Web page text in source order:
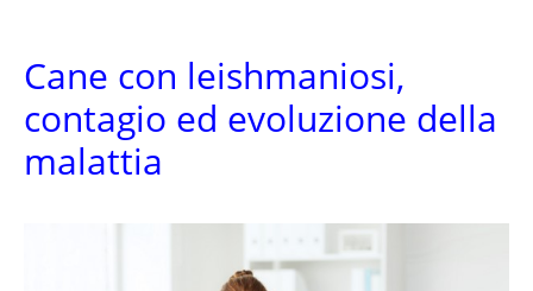
Cane con leishmaniosi,
contagio ed evoluzione della
malattia